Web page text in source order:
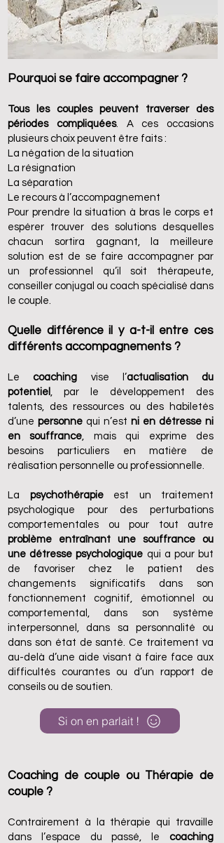
Pourquoi se faire accompagner ?
Tous les couples peuvent traverser des
périodes compliquées. A ces occasions
plusieurs choix peuvent être faits :
La négation de la situation
La résignation
La séparation
Le recours à l’accompagnement
Pour prendre la situation à bras le corps et
espérer trouver des solutions desquelles
chacun sortira gagnant, la meilleure
solution est de se faire accompagner par
un professionnel qu’il soit thérapeute,
conseiller conjugal ou coach spécialisé dans
le couple.
Quelle différence il y a-t-il entre ces
différents accompagnements ?
Lecoaching vise l’actualisation du
potentiel , par le développement des
talents, des ressources ou des habiletés
d’une personne qui n’est ni en détresse ni
en souffrance, mais qui exprime des
besoins particuliers en matière de
réalisation personnelle ou professionnelle.
La psychothérapieest un traitement
psychologique pour des perturbations
comportementales ou pour tout autre
problème entraînant une souffrance ou
une détresse psychologique qui a pour but
de favoriser chez le patient des
changements significatifs dans son
fonctionnement cognitif, émotionnel ou
comportemental, dans son système
interpersonnel, dans sa personnalité ou
dans son état de santé. Ce traitement va
au-delà d’une aide visant à faire face aux
difficultés courantes ou d’un rapport de
conseils ou de soutien.
Coaching de couple ou Thérapie de
couple ?
Contrairement à la thérapie qui travaille
dans l’espace du passé, le coaching
Si on en parlait !